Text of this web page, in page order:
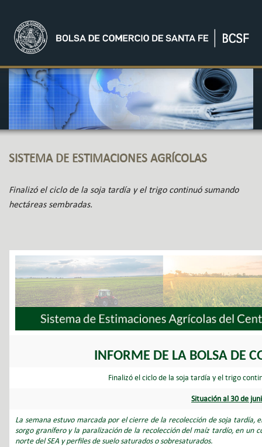
SISTEMA DE ESTIMACIONES AGRÍCOLAS
Finalizó el ciclo de la soja tardía y el trigo continuó sumando
hectáreas sembradas.
INFORME DE LA BOLSA DE
Finalizó el ciclo de la soja tardía y el trigo
Situación al 30 de
La semana estuvo marcada por el cierre de la recolección de soja tardía,
sorgo granífero y la paralización de la recolección del maíz tardío, en un
norte del SEA y perfiles de suelo saturados o sobresaturados.